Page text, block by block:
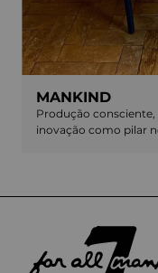
MANKIND
Produção
inovação como pilar